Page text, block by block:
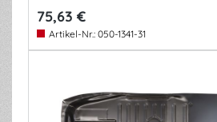
75,63 €
Artikel-Nr.: 050-1341-31